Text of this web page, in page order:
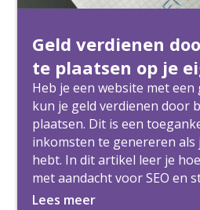
Geld verdienen
te plaatsen op je
Heb je een website met
kun je geld verdienen door
plaatsen. Dit is een
inkomsten te genereren als
hebt. In dit artikel leer je
met aandacht voor SEO en
Lees meer